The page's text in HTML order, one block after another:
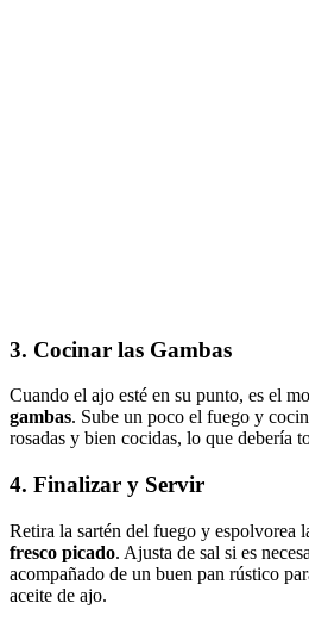
3. Cocinar las Gambas
Cuando el ajo esté en su punto, es el
gambas. Sube un poco el fuego y
rosadas y bien cocidas, lo que debería
4. Finalizar y Servir
Retira la sartén del fuego y espolvorea
fresco picado. Ajusta de sal si es
acompañado de un buen pan rústico
aceite de ajo.